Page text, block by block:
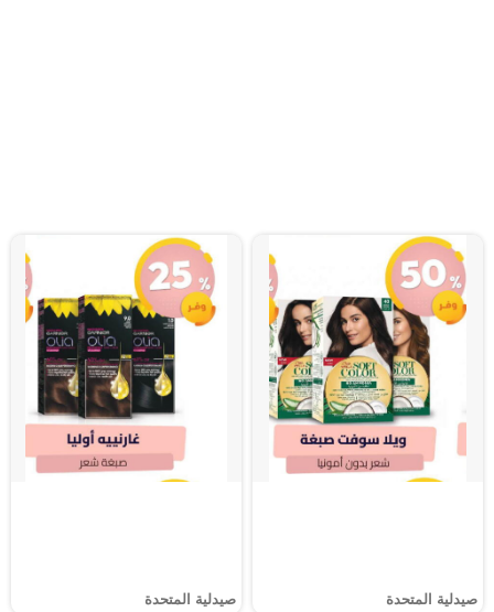
صيدلية المتحدة صيدلية المتحدة